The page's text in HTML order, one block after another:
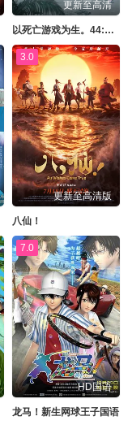
更新至高清
以死亡游戏为生。44:CLOUDYBEACH
3.0
更新至高清版
八仙！
7.0
HD国语
龙马！新生网球王子国语